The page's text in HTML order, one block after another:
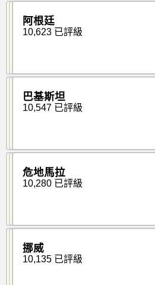
阿根廷
10,623 已評級
巴基斯坦
10,547 已評級
危地馬拉
10,280 已評級
挪威
10,135 已評級